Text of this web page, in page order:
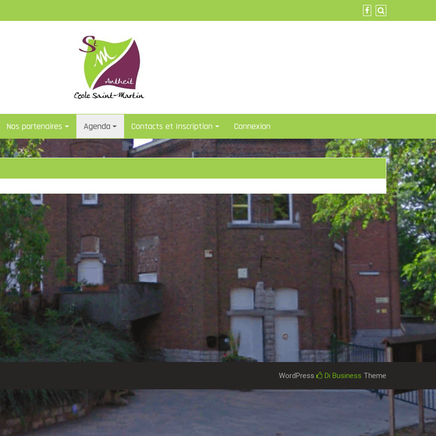
Nos partenaires Agenda Contacts et Inscription Connexion
WordPress Di Business Theme